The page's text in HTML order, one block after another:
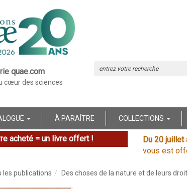
quae.com
cœur des sciences
À PARAÎTRE COLLECTIONS
acheté = un livre offert ! Du 20 juillet
vous est
les publications Des choses de la nature et de leurs